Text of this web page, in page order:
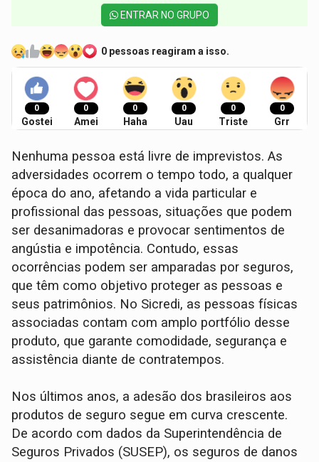
ENTRAR NO GRUPO
0 pessoas reagiram a isso.
0
Gostei
0
Amei
0
Haha
0
Uau
0
Triste
0
Grr
Nenhuma pessoa está livre de imprevistos. As
adversidades ocorrem o tempo todo, a qualquer
época do ano, afetando a vida particular e
profissional das pessoas, situações que podem
ser desanimadoras e provocar sentimentos de
angústia e impotência. Contudo, essas
ocorrências podem ser amparadas por seguros,
que têm como objetivo proteger as pessoas e
seus patrimônios. No Sicredi, as pessoas físicas
associadas contam com amplo portfólio desse
produto, que garante comodidade, segurança e
assistência diante de contratempos.
Nos últimos anos, a adesão dos brasileiros aos
produtos de seguro segue em curva crescente.
De acordo com dados da Superintendência de
Seguros Privados (SUSEP), os seguros de danos